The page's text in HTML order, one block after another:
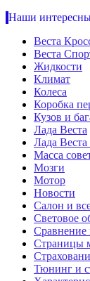
Наши
Веста
Веста
Жидкости
Климат
Колеса
Коробка
Кузов и
Лада Веста
Лада
Масса
Мозги
Мотор
Новости
Салон и
Световое
Страницы
Тюнинг и